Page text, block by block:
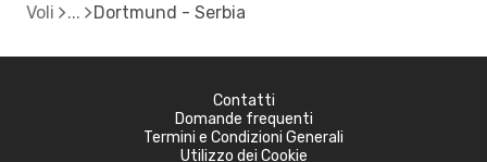
Voli Dortmund - Serbia
Contatti
Domande frequenti
Termini e Condizioni Generali
Utilizzo dei Cookie